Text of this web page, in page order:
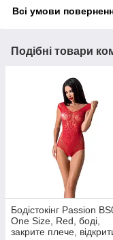
Всі умови
Подібні товари
Бодістокінг Passion
One Size, Red, боді,
закрите плече,